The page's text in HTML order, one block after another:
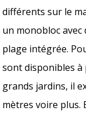
différents sur le
un monobloc avec
plage intégrée.
sont disponibles
grands jardins, il
mètres voire plus.